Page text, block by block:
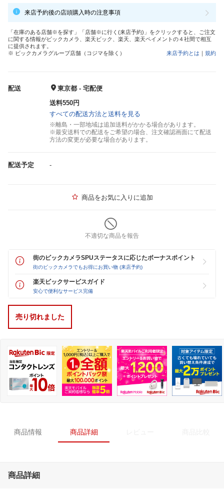
来店予約後の店頭購入時の注意事項
「在庫のある店舗※を探す」「店舗※に行く(来店予約)」をクリックすると、ご注文
に関する情報がビックカメラ、楽天ビック、楽天、楽天ペイメントの４社間で相互
に提供されます。
※ ビックカメラグループ店舗（コジマを除く）
来店予約とは ｜ 規約
配送
東京都 - 宅配便
送料550円
すべての配送方法と送料を見る
※離島・一部地域は追加送料がかかる場合があります。
※最安送料での配送をご希望の場合、注文確認画面にて配送
方法の変更が必要な場合があります。
配送予定 -
商品をお気に入りに追加
不適切な商品を報告
街のビックカメラSPUステータスに応じたボーナスポイント
街のビックカメラでもお得にお買い物 (来店予約)
楽天ビックサービスガイド
安心で便利なサービス完備
売り切れました
商品情報 商品詳細
商品詳細